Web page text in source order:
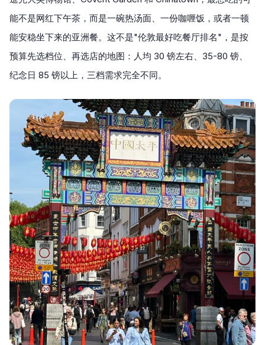
能不是网红下午茶，而是一碗热汤面、一份咖喱饭，或者一顿
能安稳坐下来的亚洲餐。这不是"伦敦最好吃餐厅排名"，是按
预算先选档位、再选店的地图：人均 30 镑左右、35-80 镑、
纪念日 85 镑以上，三档需求完全不同。